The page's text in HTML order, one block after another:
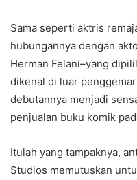
Sama seperti aktris
hubungannya dengan
Herman Felani–yang
dikenal di luar
debutannya menjadi
penjualan buku komik
Itulah yang tampaknya,
Studios memutuskan